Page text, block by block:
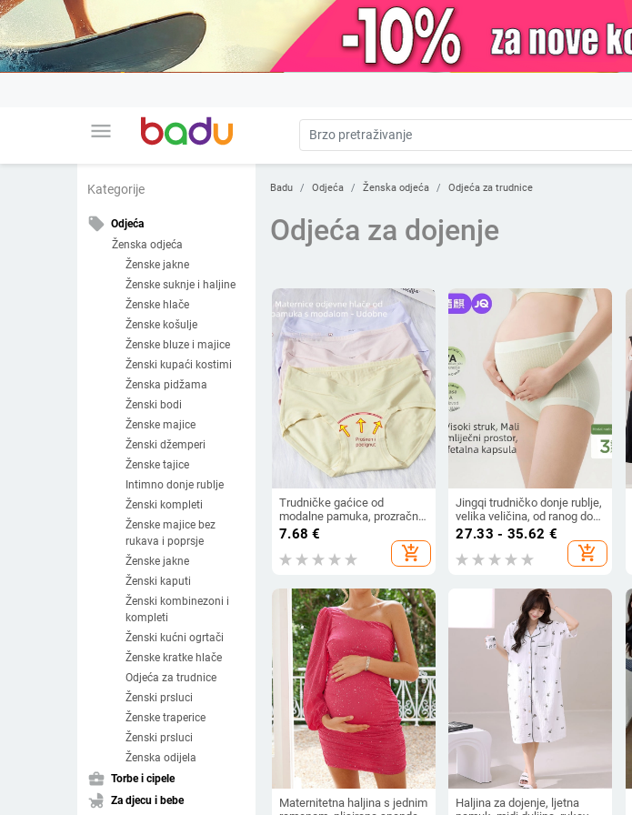
menu
Kategorije
local_offer Odjeća
Ženska odjeća
Ženske jakne
Ženske suknje i haljine
Ženske hlače
Ženske košulje
Ženske bluze i majice
Ženski kupaći kostimi
Ženska pidžama
Ženski bodi
Ženske majice
Ženski džemperi
Ženske tajice
Intimno donje rublje
Ženski kompleti
Ženske majice bez
rukava i poprsje
Ženske jakne
Ženski kaputi
Ženski kombinezoni i
kompleti
Ženski kućni ogrtači
Ženske kratke hlače
Odjeća za trudnice
Ženski prsluci
Ženske traperice
Ženski prsluci
Ženska odijela
business_center Torbe i cipele
child_friendly Za djecu i bebe
Badu Odjeća Ženska odjeća Odjeća za trudnice
Odjeća za dojenje
Trudničke gaćice od
modalne pamuka, prozračne
i antibakterijske, srednje
visoki pojas, produženi dio
prepona s viskoznom
7.68 €
add_shopping_cart
Jingqi trudničko donje rublje,
velika veličina, od ranog do
kasnog trudnoće; svila od
moruše, antibakterijska
podstava prepona, Modal
27.33 - 35.62 €
add_shopping_cart
Maternitetna haljina s jednim
Haljina za dojenje, ljetna